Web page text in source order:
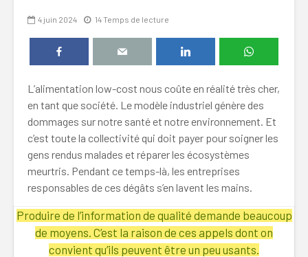
4 juin 2024 14 Temps de lecture
L’alimentation low-cost nous coûte en réalité très cher,
en tant que société. Le modèle industriel génère des
dommages sur notre santé et notre environnement. Et
c’est toute la collectivité qui doit payer pour soigner les
gens rendus malades et réparer les écosystèmes
meurtris. Pendant ce temps-là, les entreprises
responsables de ces dégâts s’en lavent les mains.
Produire de l’information de qualité demande beaucoup
de moyens. C’est la raison de ces appels dont on
convient qu’ils peuvent être un peu usants.